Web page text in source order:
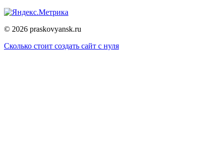
© 2026 praskovyansk.ru
Сколько стоит создать сайт с нуля